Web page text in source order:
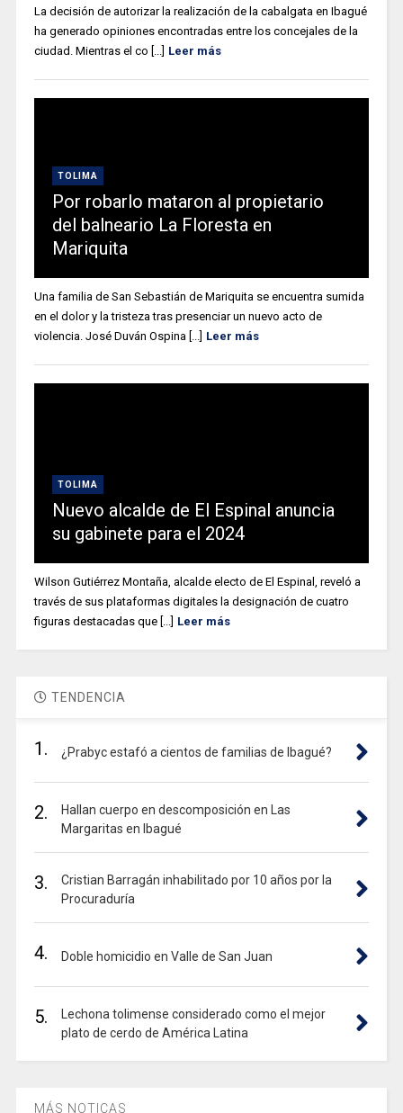
La decisión de autorizar la realización de la cabalgata en Ibagué
ha generado opiniones encontradas entre los concejales de la
ciudad. Mientras el co [...] Leer más
TOLIMA
Por robarlo mataron al propietario
del balneario La Floresta en
Mariquita
Una familia de San Sebastián de Mariquita se encuentra sumida
en el dolor y la tristeza tras presenciar un nuevo acto de
violencia. José Duván Ospina [...] Leer más
TOLIMA
Nuevo alcalde de El Espinal anuncia
su gabinete para el 2024
Wilson Gutiérrez Montaña, alcalde electo de El Espinal, reveló a
través de sus plataformas digitales la designación de cuatro
figuras destacadas que [...] Leer más
TENDENCIA
1. ¿Prabyc estafó a cientos de familias de Ibagué?
2.
Hallan cuerpo en descomposición en Las
Margaritas en Ibagué
3.
Cristian Barragán inhabilitado por 10 años por la
Procuraduría
4. Doble homicidio en Valle de San Juan
5.
Lechona tolimense considerado como el mejor
plato de cerdo de América Latina
MÁS NOTICAS